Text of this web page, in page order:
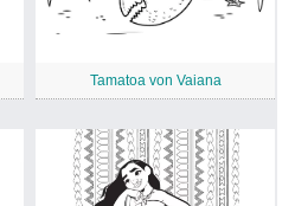
Tamatoa von Vaiana